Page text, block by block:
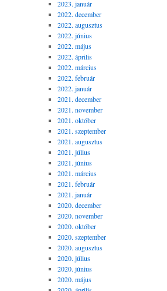
2023. január
2022. december
2022. augusztus
2022. június
2022. május
2022. április
2022. március
2022. február
2022. január
2021. december
2021. november
2021. október
2021. szeptember
2021. augusztus
2021. július
2021. június
2021. március
2021. február
2021. január
2020. december
2020. november
2020. október
2020. szeptember
2020. augusztus
2020. július
2020. június
2020. május